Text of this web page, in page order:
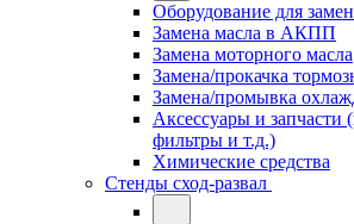
Оборудование для
Замена масла в АКПП
Замена моторного масла
Замена/прокачка
Замена/промывка
Аксессуары и запчасти
фильтры и т.д.)
Химические средства
Стенды сход-развал